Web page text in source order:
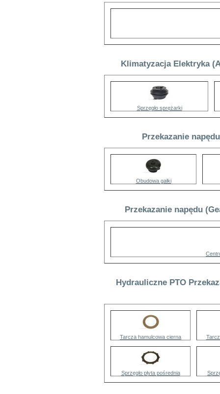
Klimatyzacja Elektryka
Sprzęgło sprężarki
Przekazanie
Obudowa gałki
Przekazanie napędu
Hydrauliczne PTO
Tarcza hamulcowa cierna
Sprzęgło płyta pośrednia